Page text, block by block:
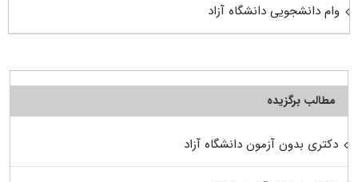
وام دانشجویی دانشگاه آزاد
مطالب برگزیده
دکتری بدون آزمون دانشگاه آزاد